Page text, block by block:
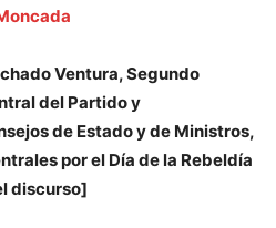
Ventura, Segundo
del Partido y
de Estado y de Ministros,
por el Día de la Rebeldía
discurso]